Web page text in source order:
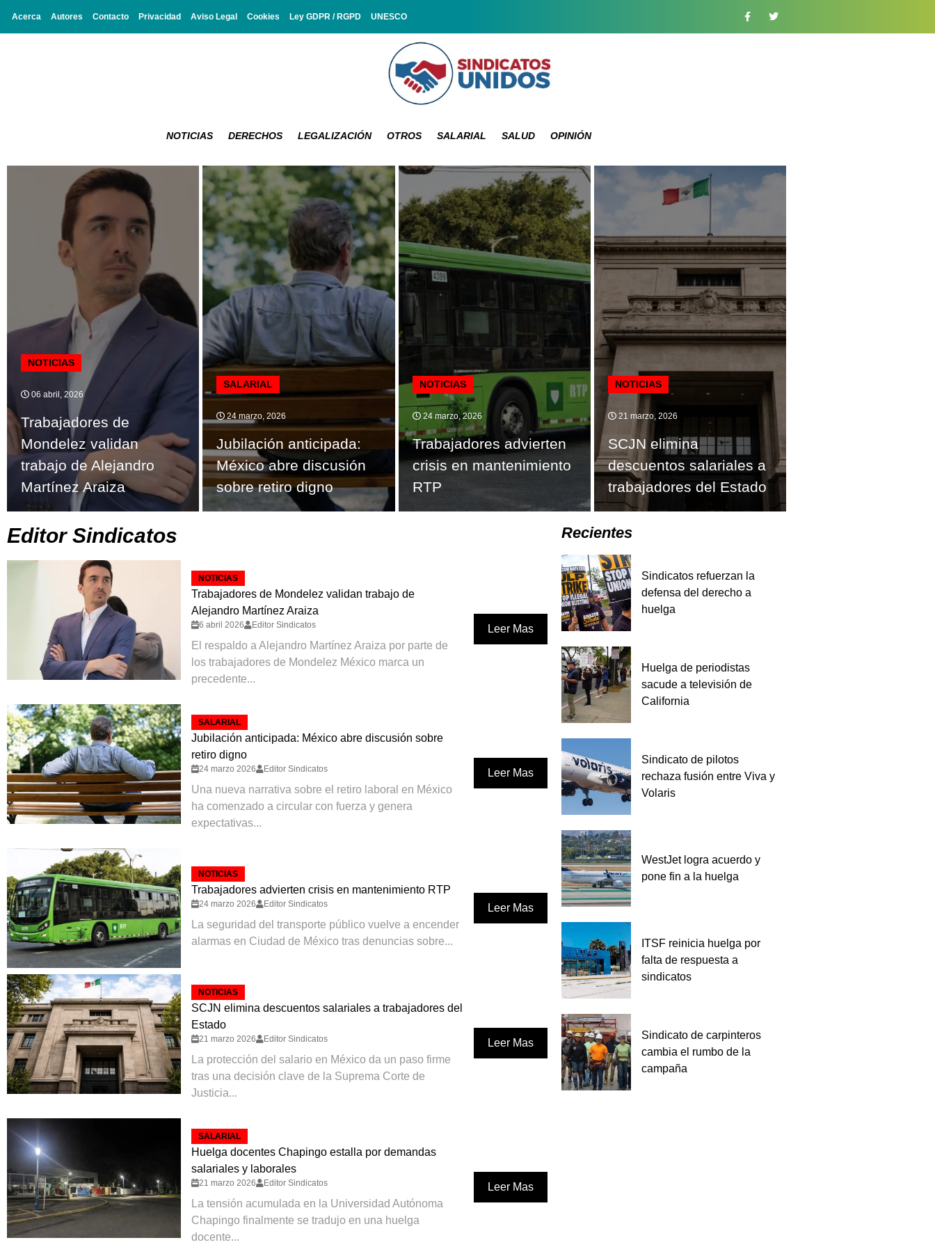
Acerca Autores Contacto Privacidad Aviso Legal Cookies Ley GDPR / RGPD UNESCO
NOTICIAS DERECHOS LEGALIZACIÓN OTROS SALARIAL SALUD OPINIÓN
NOTICIAS
06 abril, 2026
Trabajadores de
Mondelez validan
trabajo de Alejandro
Martínez Araiza
SALARIAL
24 marzo, 2026
Jubilación anticipada:
México abre discusión
sobre retiro digno
NOTICIAS
24 marzo, 2026
Trabajadores advierten
crisis en mantenimiento
RTP
NOTICIAS
21 marzo, 2026
SCJN elimina
descuentos salariales a
trabajadores del Estado
Editor Sindicatos
NOTICIAS
Trabajadores de Mondelez validan trabajo de
Alejandro Martínez Araiza
6 abril 2026 Editor Sindicatos
El respaldo a Alejandro Martínez Araiza por parte de
los trabajadores de Mondelez México marca un
precedente...
Leer Mas
SALARIAL
Jubilación anticipada: México abre discusión sobre
retiro digno
24 marzo 2026 Editor Sindicatos
Una nueva narrativa sobre el retiro laboral en México
ha comenzado a circular con fuerza y genera
expectativas...
Leer Mas
NOTICIAS
Trabajadores advierten crisis en mantenimiento RTP
24 marzo 2026 Editor Sindicatos
La seguridad del transporte público vuelve a encender
alarmas en Ciudad de México tras denuncias sobre...
Leer Mas
NOTICIAS
SCJN elimina descuentos salariales a trabajadores del
Estado
21 marzo 2026 Editor Sindicatos
La protección del salario en México da un paso firme
tras una decisión clave de la Suprema Corte de
Justicia...
Leer Mas
SALARIAL
Huelga docentes Chapingo estalla por demandas
salariales y laborales
21 marzo 2026 Editor Sindicatos
La tensión acumulada en la Universidad Autónoma
Chapingo finalmente se tradujo en una huelga
docente...
Leer Mas
Recientes
Sindicatos refuerzan la
defensa del derecho a
huelga
Huelga de periodistas
sacude a televisión de
California
Sindicato de pilotos
rechaza fusión entre Viva y
Volaris
WestJet logra acuerdo y
pone fin a la huelga
ITSF reinicia huelga por
falta de respuesta a
sindicatos
Sindicato de carpinteros
cambia el rumbo de la
campaña